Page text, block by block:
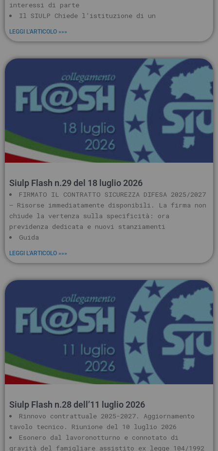
interessi di parte
Il SIULP Chiede l’istituzione di un
LEGGI L'ARTICOLO »»»
Siulp Flash n.29 del 18 luglio 2026
FIRMATO IL CONTRATTO SICUREZZA DIFESA 2025/2027
– Risorse immediatamente disponibili. La firma non
chiude la vertenza sulla specificità: ora
previdenza dedicata e nuovi stanziamenti
Guida
LEGGI L'ARTICOLO »»»
Siulp Flash n.28 dell’11 luglio 2026
Rinnovo contrattuale 2025-2027. Aggiornamento
tavolo tecnico. Riunione del 10 luglio 2026
Esonero dal lavoronotturno e connotato di
gravità del famigliare assistito ex legge 104/1992